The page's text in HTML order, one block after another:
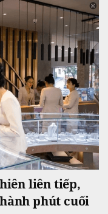
liên tiếp,
phút cuối